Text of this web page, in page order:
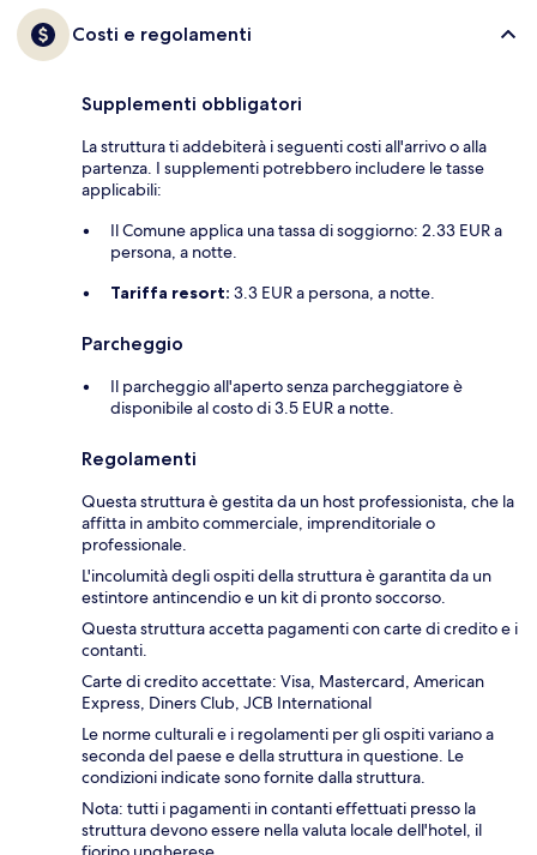
Costi e regolamenti
Supplementi obbligatori
La struttura ti addebiterà i seguenti costi all'arrivo o alla
partenza. I supplementi potrebbero includere le tasse
applicabili:
Il Comune applica una tassa di soggiorno: 2.33 EUR a
persona, a notte.
Tariffa resort: 3.3 EUR a persona, a notte.
Parcheggio
Il parcheggio all'aperto senza parcheggiatore è
disponibile al costo di 3.5 EUR a notte.
Regolamenti
Questa struttura è gestita da un host professionista, che la
affitta in ambito commerciale, imprenditoriale o
professionale.
L'incolumità degli ospiti della struttura è garantita da un
estintore antincendio e un kit di pronto soccorso.
Questa struttura accetta pagamenti con carte di credito e i
contanti.
Carte di credito accettate: Visa, Mastercard, American
Express, Diners Club, JCB International
Le norme culturali e i regolamenti per gli ospiti variano a
seconda del paese e della struttura in questione. Le
condizioni indicate sono fornite dalla struttura.
Nota: tutti i pagamenti in contanti effettuati presso la
struttura devono essere nella valuta locale dell'hotel, il